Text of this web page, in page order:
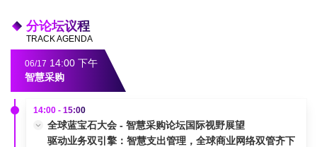
分论坛议程
TRACK AGENDA
06/17 14:00 下午
智慧采购
14:00 - 15:00
全球蓝宝石大会 - 智慧采购论坛国际视野展望
驱动业务双引擎：智慧支出管理，全球商业网络双管齐下